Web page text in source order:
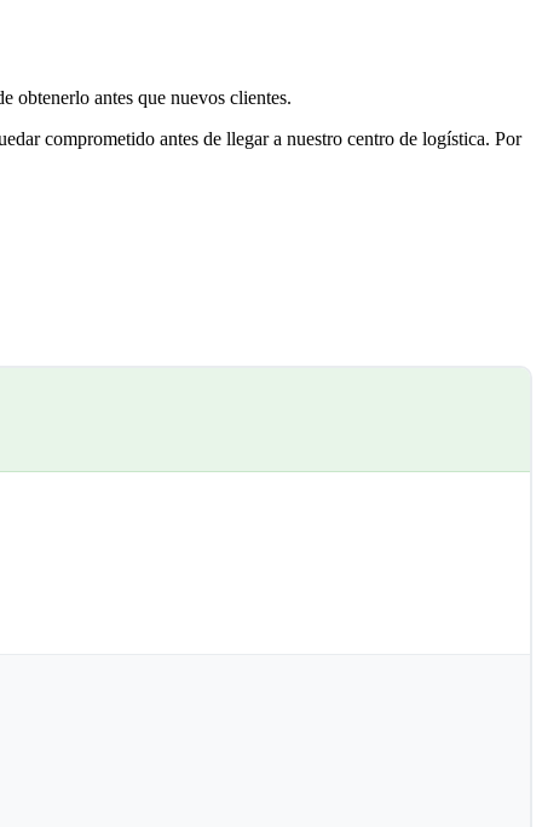
obtenerlo antes que nuevos clientes.
comprometido antes de llegar a nuestro centro de logística. Por